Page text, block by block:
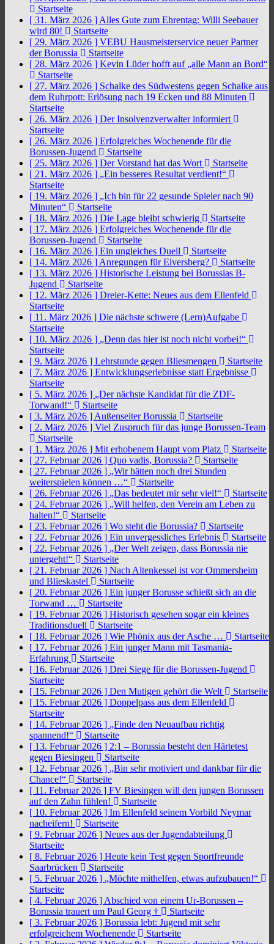
Startseite
[ 31. März 2026 ] Alles Gute zum Ehrentag: Willi Seebauer
wird 80!
Startseite
[ 29. März 2026 ] VEBU Hausmeisterservice neuer Partner
der Borussia
Startseite
[ 28. März 2026 ] Kevin Lüder hofft auf „alle Mann an Bord“
Startseite
[ 27. März 2026 ] Schalke des Südwestens gegen Schalke aus
dem Ruhrpott: Erlösung nach 19 Ecken und 88 Minuten
Startseite
[ 26. März 2026 ] Der Insolvenzverwalter informiert
Startseite
[ 26. März 2026 ] Erfolgreiches Wochenende für die
Borussen-Jugend
Startseite
[ 25. März 2026 ] Der Vorstand hat das Wort
Startseite
[ 21. März 2026 ] „Ein besseres Resultat verdient!“
Startseite
[ 19. März 2026 ] „Ich bin für 22 gesunde Spieler nach 90
Minuten“
Startseite
[ 18. März 2026 ] Die Lage bleibt schwierig
Startseite
[ 17. März 2026 ] Erfolgreiches Wochenende für die
Borussen-Jugend
Startseite
[ 16. März 2026 ] Ein ungleiches Duell
Startseite
[ 14. März 2026 ] Anregungen für Elversberg?
Startseite
[ 13. März 2026 ] Historische Leistung bei Borussias B-
Jugend
Startseite
[ 12. März 2026 ] Dreier-Kette: Neues aus dem Ellenfeld
Startseite
[ 11. März 2026 ] Die nächste schwere (Lern)Aufgabe
Startseite
[ 10. März 2026 ] „Denn das hier ist noch nicht vorbei!“
Startseite
[ 9. März 2026 ] Lehrstunde gegen Bliesmengen
Startseite
[ 7. März 2026 ] Entwicklungserlebnisse statt Ergebnisse
Startseite
[ 5. März 2026 ] „Der nächste Kandidat für die ZDF-
Torwand!“
Startseite
[ 3. März 2026 ] Außenseiter Borussia
Startseite
[ 2. März 2026 ] Viel Zuspruch für das junge Borussen-Team
Startseite
[ 1. März 2026 ] Mit erhobenem Haupt vom Platz
Startseite
[ 27. Februar 2026 ] Quo vadis, Borussia?
Startseite
[ 27. Februar 2026 ] „Wir hätten noch drei Stunden
weiterspielen können …“
Startseite
[ 26. Februar 2026 ] „Das bedeutet mir sehr viel!“
Startseite
[ 24. Februar 2026 ] „Will helfen, den Verein am Leben zu
halten!“
Startseite
[ 23. Februar 2026 ] Wo steht die Borussia?
Startseite
[ 22. Februar 2026 ] Ein unvergessliches Erlebnis
Startseite
[ 22. Februar 2026 ] „Der Welt zeigen, dass Borussia nie
untergeht!“
Startseite
[ 21. Februar 2026 ] Nach Altenkessel ist vor Ommersheim
und Blieskastel
Startseite
[ 20. Februar 2026 ] Ein junger Borusse schießt sich an die
Torwand …
Startseite
[ 19. Februar 2026 ] Historisch gesehen sogar ein kleines
Traditionsduell
Startseite
[ 18. Februar 2026 ] Wie Phönix aus der Asche …
Startseite
[ 17. Februar 2026 ] Ein junger Mann mit Tasmania-
Erfahrung
Startseite
[ 16. Februar 2026 ] Drei Siege für die Borussen-Jugend
Startseite
[ 15. Februar 2026 ] Den Mutigen gehört die Welt
Startseite
[ 15. Februar 2026 ] Doppelpass aus dem Ellenfeld
Startseite
[ 14. Februar 2026 ] „Finde den Neuaufbau richtig
spannend!“
Startseite
[ 13. Februar 2026 ] 2:1 – Borussia besteht den Härtetest
gegen Biesingen
Startseite
[ 12. Februar 2026 ] „Bin sehr motiviert und dankbar für die
Chance!“
Startseite
[ 11. Februar 2026 ] FV Biesingen will den jungen Borussen
auf den Zahn fühlen!
Startseite
[ 10. Februar 2026 ] Im Ellenfeld seinem Vorbild Neymar
nacheifern!
Startseite
[ 9. Februar 2026 ] Neues aus der Jugendabteilung
Startseite
[ 8. Februar 2026 ] Heute kein Test gegen Sportfreunde
Saarbrücken
Startseite
[ 5. Februar 2026 ] „Möchte mithelfen, etwas aufzubauen!“
Startseite
[ 4. Februar 2026 ] Abschied von einem Ur-Borussen –
Borussia trauert um Paul Georg †
Startseite
[ 3. Februar 2026 ] Borussia lebt: Jugend mit sehr
erfolgreichem Wochenende
Startseite